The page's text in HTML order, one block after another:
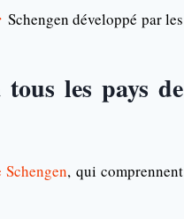
Schengen développé par les
les pays de
Schengen, qui comprennent